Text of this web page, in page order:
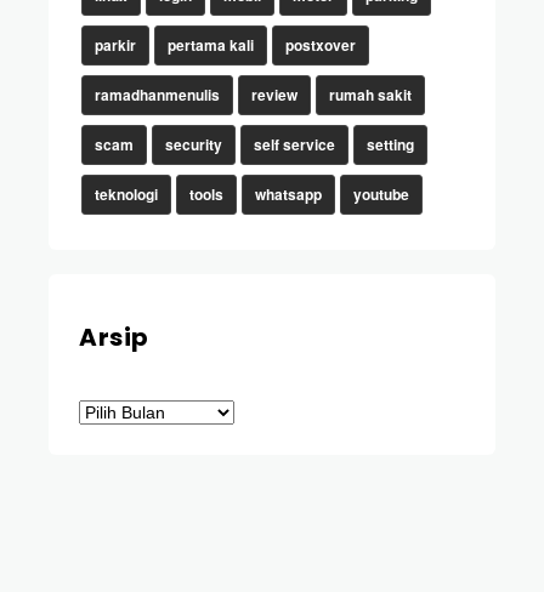
parkir pertama kali postxover
ramadhanmenulis review rumah sakit
scam security self service setting
teknologi tools whatsapp youtube
Arsip
Arsip